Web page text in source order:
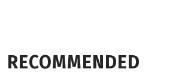
RECOMMENDED